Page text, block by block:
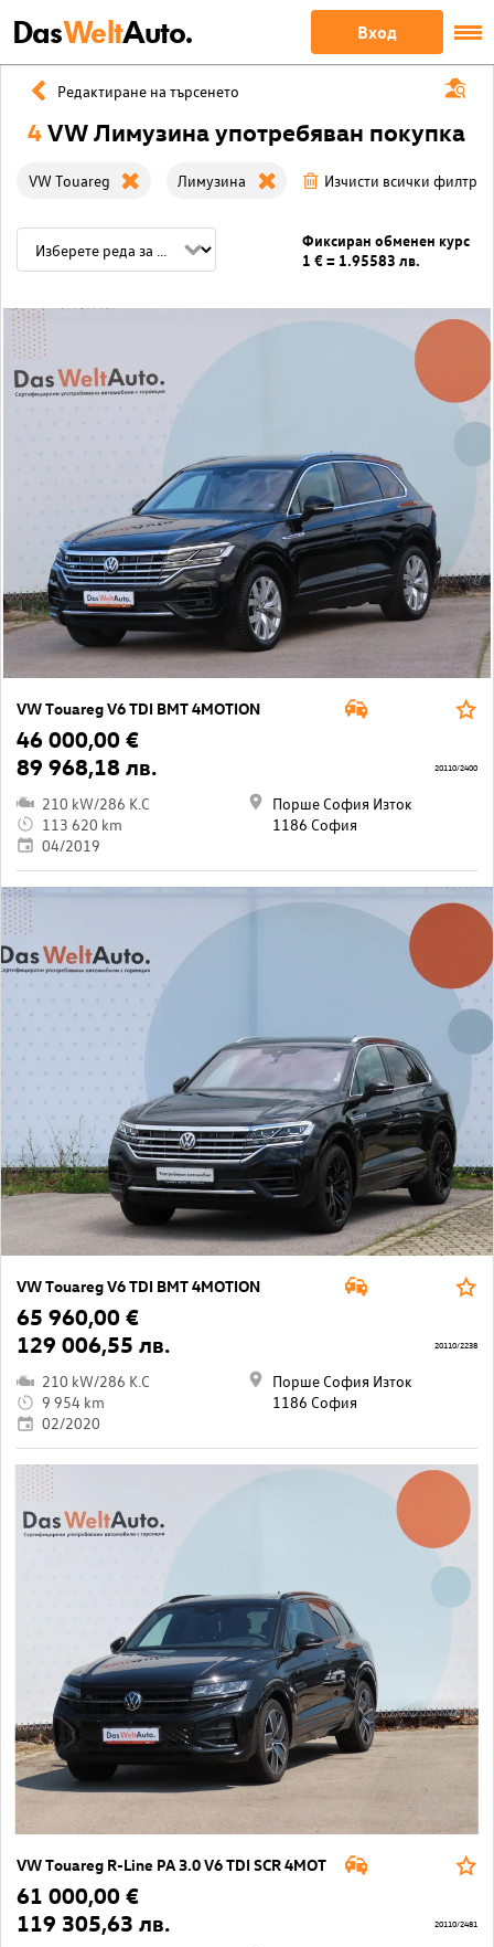
DasWeltAuto. Вход
Редактиране на търсенето
4VW Лимузина употребяван покупка
VW Touareg Лимузина Изчисти всички филтри
Фиксиран обменен курс
1 € = 1.95583 лв.
VW Touareg V6 TDI BMT 4MOTION
46 000,00 €
89 968,18 лв.
210 kW/286 K.C
113 620 km
04/2019
Порше София Изток
1186 София
20110/2400
VW Touareg V6 TDI BMT 4MOTION
65 960,00 €
129 006,55 лв.
210 kW/286 K.C
9 954 km
02/2020
Порше София Изток
1186 София
20110/2238
VW Touareg R-Line PA 3.0 V6 TDI SCR 4MOT
61 000,00 €
119 305,63 лв.
20110/2481